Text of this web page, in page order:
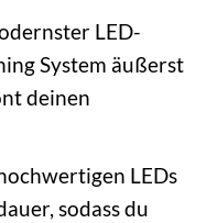
LED-
System äußerst
deinen
LEDs
sodass du